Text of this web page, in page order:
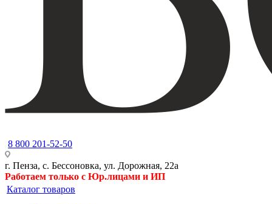
8 800 201-52-50
г. Пенза, с. Бессоновка, ул. Дорожная, 22а
Работаем только с Юр.лицами и ИП
Каталог товаров